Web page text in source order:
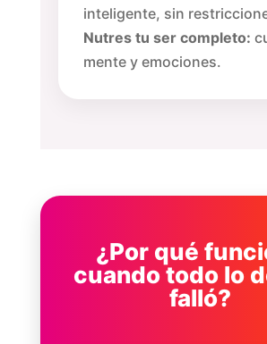
inteligente, sin
Nutres tu ser completo:
mente y emociones.
¿Por qué
cuando todo lo
falló?